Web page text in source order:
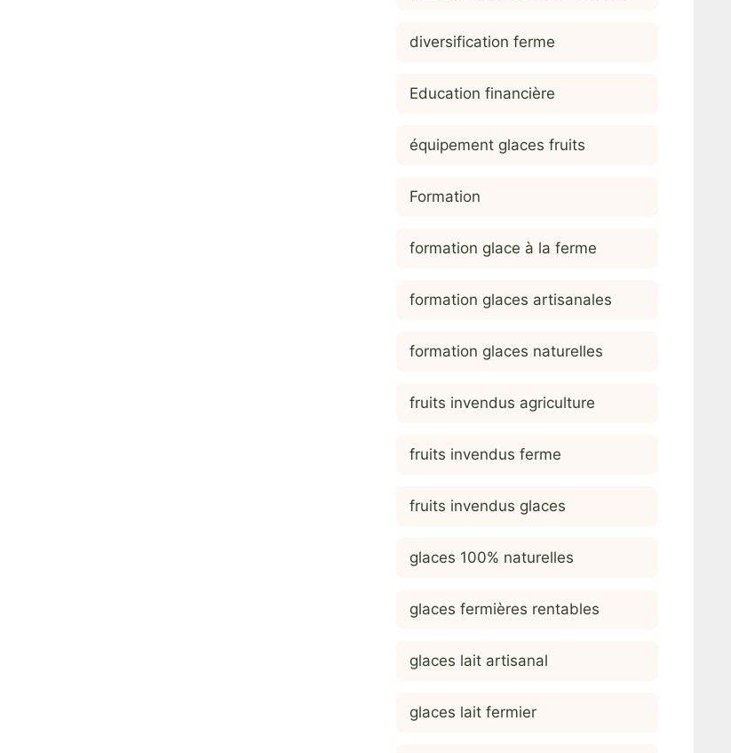
diversification ferme
Education financière
équipement glaces fruits
Formation
formation glace à la ferme
formation glaces artisanales
formation glaces naturelles
fruits invendus agriculture
fruits invendus ferme
fruits invendus glaces
glaces 100% naturelles
glaces fermières rentables
glaces lait artisanal
glaces lait fermier